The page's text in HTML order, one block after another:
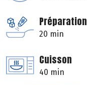
Préparation
20 min
Cuisson
40 min